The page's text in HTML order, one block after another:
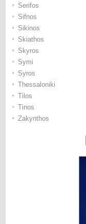
• Serifos
• Sifnos
• Sikinos
• Skiathos
• Skyros
• Symi
• Syros
• Thessaloniki
• Tilos
• Tinos
• Zakynthos